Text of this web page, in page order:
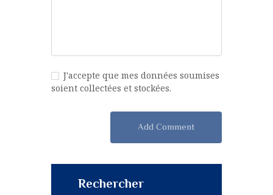
J'accepte que mes données soumises
soient collectées et stockées.
Rechercher